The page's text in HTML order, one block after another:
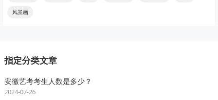
风景画
指定分类文章
安徽艺考考生人数是多少？
2024-07-26